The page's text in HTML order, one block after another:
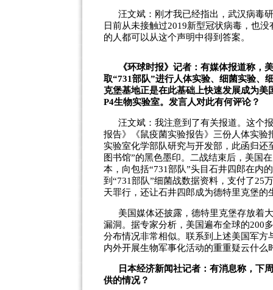
汪文斌：刚才我已经指出，武汉病毒
日前从未接触过2019新型冠状病毒，也
的人都可以从这个声明中得到答案。
《环球时报》记者：有媒体报道称，
取“731部队”进行人体实验、细菌实验、
克堡基地正是在此基础上快速发展成为
P4生物实验室。发言人对此有何评论？
汪文斌：我注意到了有关报道。这个
报告》《鼠疫菌实验报告》三份人体实
实验室化学部队研究与开发部，此函归还
图书馆”的黑色墨印。二战结束后，美国
本，向包括“731部队”头目石井四郎在内
到“731部队”细菌战数据资料，支付了25
天罪行，还让石井四郎成为德特里克堡的
美国媒体还披露，德特里克堡存放着
漏洞。据专家分析，美国遍布全球的200
分布情况非常相似。联系到上述美国军方
内外开展生物军事化活动的重重疑云什
日本经济新闻社记者：有消息称，下
供的情况？